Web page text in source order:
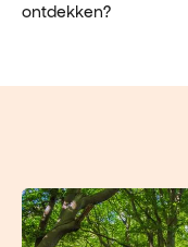
ontdekken?